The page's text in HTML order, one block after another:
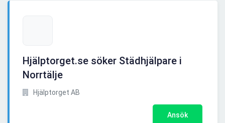
Hjälptorget.se söker Städhjälpare i
Norrtälje
Hjälptorget AB
Ansök